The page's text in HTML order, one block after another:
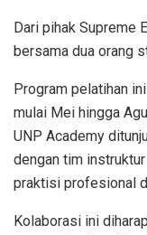
Dari pihak Supreme
bersama dua orang
Program pelatihan
mulai Mei hingga
UNP Academy
dengan tim
praktisi profesional
Kolaborasi ini